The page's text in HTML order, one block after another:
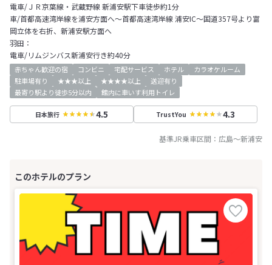
電車/ＪＲ京葉線・武蔵野線 新浦安駅下車徒歩約1分
車/首都高速湾岸線を浦安方面へ～首都高速湾岸線 浦安IC～国道357号より富
岡立体を右折、新浦安駅方面へ
羽田：
電車/リムジンバス新浦安行き約40分
赤ちゃん歓迎の宿 コンビニ 宅配サービス ホテル
カラオケルーム
駐車場有り
★★★以上 ★★★★以上
送迎有り
最寄り駅より徒歩5分以内
館内に車いす利用トイレ
日本旅行 4.5 TrustYou 4.3
基準JR乗車区間： 広島～新浦安